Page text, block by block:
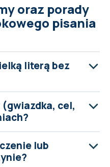
oraz porady
pisania
literą bez
cel,
lub